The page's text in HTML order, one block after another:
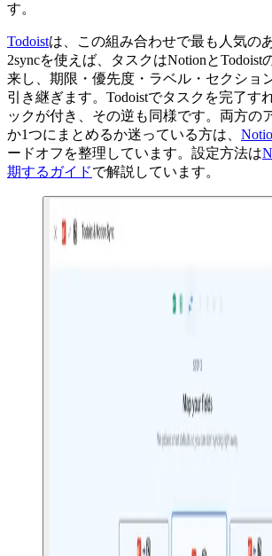
す。
Todoistは、この組み合わせで最も人気の
2syncを使えば、タスクはNotionとTodoist
来し、期限・優先度・ラベル・セクショ
引き継ぎます。Todoistでタスクを完了す
ックが付き、その逆も同様です。両方の
か1つにまとめるか迷っている方は、
ードオフを整理しています。設定方法は
期するガイドで解説しています。